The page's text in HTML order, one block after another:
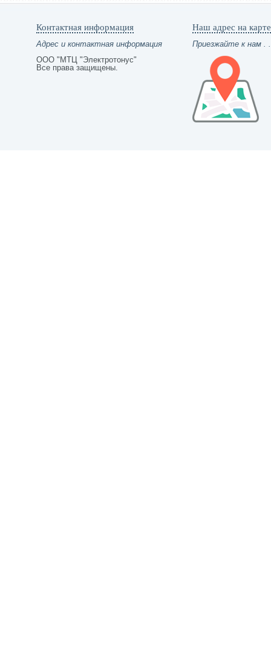
Контактная информация
Адрес и контактная информация
ООО "МТЦ "Электротонус"
Все права защищены.
Наш адрес на карте
Приезжайте к нам .